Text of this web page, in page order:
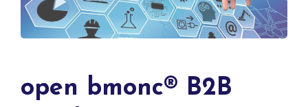
open bmonc® B2B